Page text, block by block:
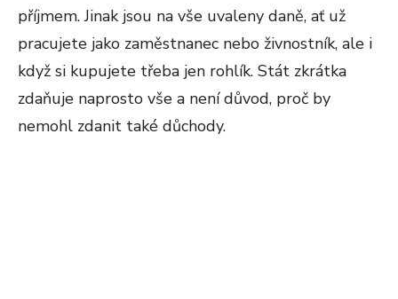
příjmem. Jinak jsou na vše uvaleny daně, ať už
pracujete jako zaměstnanec nebo živnostník, ale i
když si kupujete třeba jen rohlík. Stát zkrátka
zdaňuje naprosto vše a není důvod, proč by
nemohl zdanit také důchody.